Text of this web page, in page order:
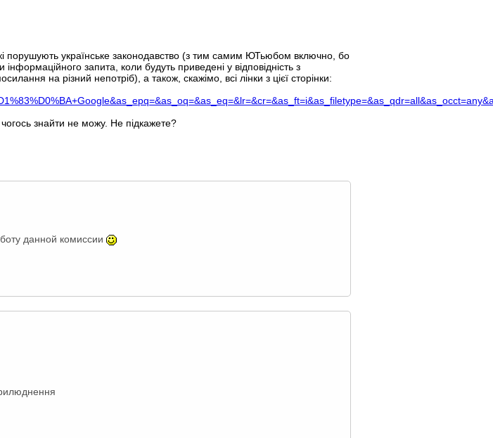
порушують українське законодавство (з тим самим ЮТьюбом включно, бо
запита, коли будуть приведені у відповідність з
на різний непотріб), а також, скажімо, всі лінки з цієї сторінки:
чогось знайти не можу. Не підкажете?
данной комиссии